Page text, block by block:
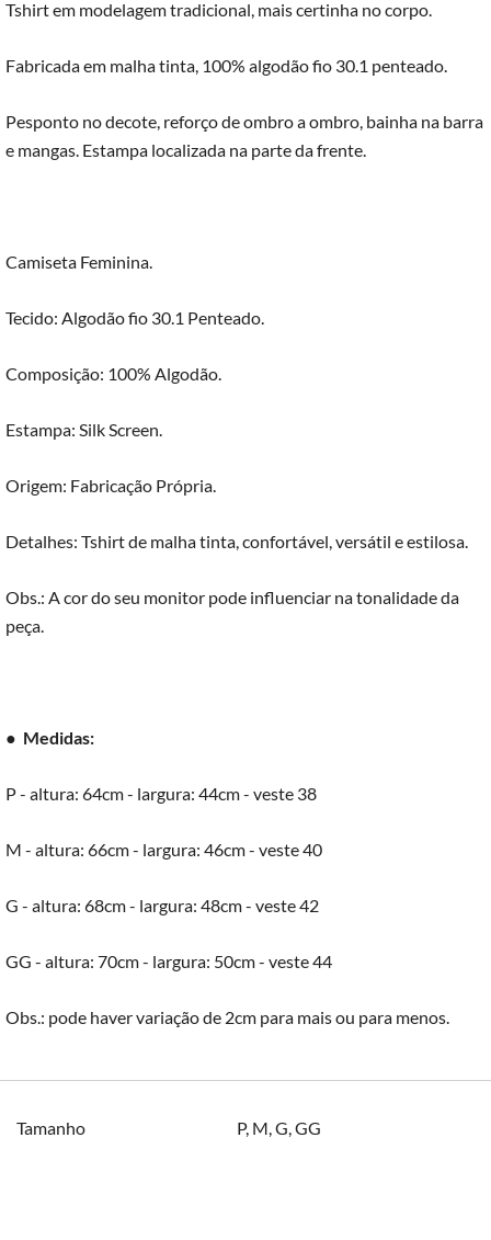
Tshirt em modelagem tradicional, mais certinha no corpo.
Fabricada em malha tinta, 100% algodão fio 30.1 penteado.
Pesponto no decote, reforço de ombro a ombro, bainha na barra
e mangas. Estampa localizada na parte da frente.
Camiseta Feminina.
Tecido: Algodão fio 30.1 Penteado.
Composição: 100% Algodão.
Estampa: Silk Screen.
Origem: Fabricação Própria.
Detalhes: Tshirt de malha tinta, confortável, versátil e estilosa.
Obs.: A cor do seu monitor pode influenciar na tonalidade da
peça.
● Medidas:
P - altura: 64cm - largura: 44cm - veste 38
M - altura: 66cm - largura: 46cm - veste 40
G - altura: 68cm - largura: 48cm - veste 42
GG - altura: 70cm - largura: 50cm - veste 44
Obs.: pode haver variação de 2cm para mais ou para menos.
Tamanho P, M,G,GG